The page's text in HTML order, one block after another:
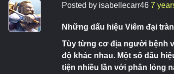
Posted by isabellecarr46 7
Những dấu hiệu Viêm đại
Tùy từng cơ địa người bệnh
độ khác nhau. Một số dấu
tiện nhiều lần với phân lỏng